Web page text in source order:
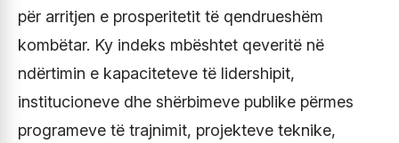
për arritjen e prosperitetit të qendrueshëm
kombëtar. Ky indeks mbështet qeveritë në
ndërtimin e kapaciteteve të lidershipit,
institucioneve dhe shërbimeve publike përmes
programeve të trajnimit, projekteve teknike,